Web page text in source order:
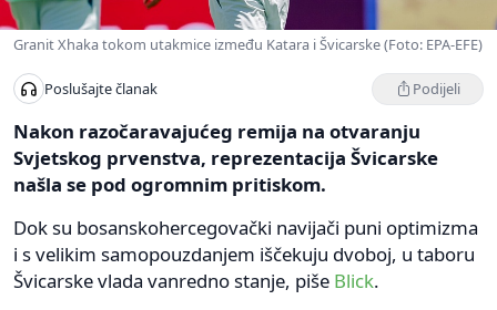
Granit Xhaka tokom utakmice između Katara i Švicarske (Foto: EPA-EFE)
Poslušajte članak Podijeli
Nakon razočaravajućeg remija na otvaranju
Svjetskog prvenstva, reprezentacija Švicarske
našla se pod ogromnim pritiskom.
Dok su bosanskohercegovački navijači puni optimizma
i s velikim samopouzdanjem iščekuju dvoboj, u taboru
Švicarske vlada vanredno stanje, piše Blick.